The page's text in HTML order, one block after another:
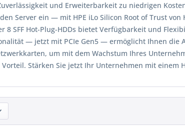
und Erweiterbarkeit zu niedrigen
Server ein — mit HPE iLo Silicon Root of Trust
8 SFF Hot-Plug-HDDs bietet Verfügbarkeit und
— jetzt mit PCIe Gen5 — ermöglicht Ihnen die
um mit dem Wachstum Ihres
Stärken Sie jetzt Ihr Unternehmen mit einem